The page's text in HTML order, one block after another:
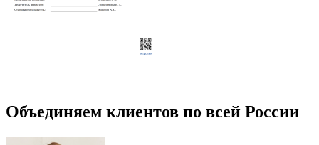
Объединяем клиентов по всей России